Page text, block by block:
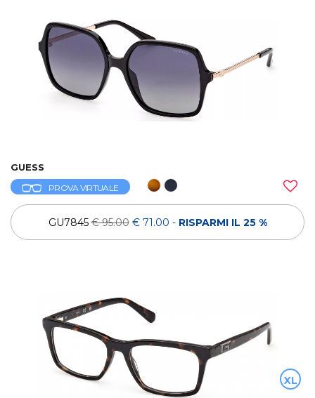
GUESS
PROVA VIRTUALE
GU7845€ 95.00 € 71.00 - RISPARMI IL 25 %
XL